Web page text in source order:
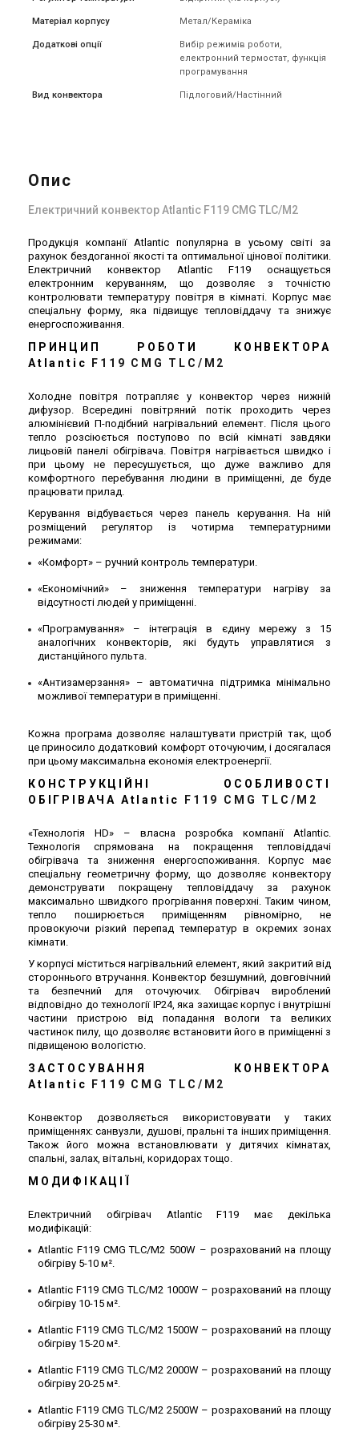
Купити
Матеріал корпусу Метал/Кераміка
Додаткові опції
Вибір режимів роботи,
електронний термостат, функція
програмування
Вид конвектора Підлоговий/Настінний
Опис
Електричний конвектор Atlantic F119 CMG TLC/M2
Продукція компанії Atlantic популярна в усьому світі за
рахунок бездоганної якості та оптимальної цінової політики.
Електричний конвектор Atlantic F119 оснащується
електронним керуванням, що дозволяє з точністю
контролювати температуру повітря в кімнаті. Корпус має
спеціальну форму, яка підвищує тепловіддачу та знижує
енергоспоживання.
ПРИНЦИП РОБОТИ КОНВЕКТОРА
Atlantic
F119 CMG TLC/M2
Холодне повітря потрапляє у конвектор через нижній
дифузор. Всередині повітряний потік проходить через
алюмінієвий П-подібний нагрівальний елемент. Після цього
тепло розсіюється поступово по всій кімнаті завдяки
лицьовій панелі обігрівача. Повітря нагрівається швидко і
при цьому не пересушується, що дуже важливо для
комфортного перебування людини в приміщенні, де буде
працювати прилад.
Керування відбувається через панель керування. На ній
розміщений регулятор із чотирма температурними
режимами:
«Комфорт» – ручний контроль температури.
«Економічний» – зниження температури нагріву за
відсутності людей у ​​приміщенні.
«Програмування» – інтеграція в єдину мережу з 15
аналогічних конвекторів, які будуть управлятися з
дистанційного пульта.
«Антизамерзання» – автоматична підтримка мінімально
можливої ​​температури в приміщенні.
Кожна програма дозволяє налаштувати пристрій так, щоб
це приносило додатковий комфорт оточуючим, і досягалася
при цьому максимальна економія електроенергії.
КОНСТРУКЦІЙНІ ОСОБЛИВОСТІ
ОБІГРІВАЧА Atlantic
F119 CMG TLC/M2
«Технологія HD» – власна розробка компанії Atlantic.
Технологія спрямована на покращення тепловіддачі
обігрівача та зниження енергоспоживання. Корпус має
спеціальну геометричну форму, що дозволяє конвектору
демонструвати покращену тепловіддачу за рахунок
максимально швидкого прогрівання поверхні. Таким чином,
тепло поширюється приміщенням рівномірно, не
провокуючи різкий перепад температур в окремих зонах
кімнати.
У корпусі міститься нагрівальний елемент, який закритий від
стороннього втручання. Конвектор безшумний, довговічний
та безпечний для оточуючих. Обігрівач вироблений
відповідно до технології IP24, яка захищає корпус і внутрішні
частини пристрою від попадання вологи та великих
частинок пилу, що дозволяє встановити його в приміщенні з
підвищеною вологістю.
ЗАСТОСУВАННЯ КОНВЕКТОРА
Atlantic
F119 CMG TLC/M2
Конвектор дозволяється використовувати у таких
приміщеннях: санвузли, душові, пральні та інших приміщення.
Також його можна встановлювати у дитячих кімнатах,
спальні, залах, вітальні, коридорах тощо.
МОДИФІКАЦІЇ
Електричний обігрівач Atlantic F119 має декілька
модифікацій:
Atlantic F119 CMG TLC/M2 500W – розрахований на площу
обігріву 5-10 м².
Atlantic F119 CMG TLC/M2 1000W – розрахований на площу
обігріву 10-15 м².
Atlantic F119 CMG TLC/M2 1500W – розрахований на площу
обігріву 15-20 м².
Atlantic F119 CMG TLC/M2 2000W – розрахований на площу
обігріву 20-25 м².
Atlantic F119 CМG TLC/M2 2500W – розрахований на площу
обігріву 25-30 м².